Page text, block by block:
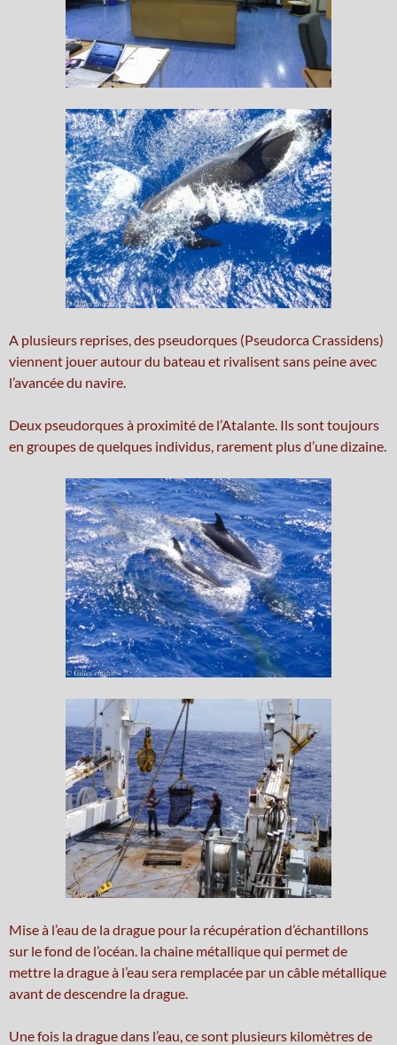
A plusieurs reprises, des pseudorques (Pseudorca Crassidens)
viennent jouer autour du bateau et rivalisent sans peine avec
l’avancée du navire.
Deux pseudorques à proximité de l’Atalante. Ils sont toujours
en groupes de quelques individus, rarement plus d’une dizaine.
Mise à l’eau de la drague pour la récupération d’échantillons
sur le fond de l’océan. la chaine métallique qui permet de
mettre la drague à l’eau sera remplacée par un câble métallique
avant de descendre la drague.
Une fois la drague dans l’eau, ce sont plusieurs kilomètres de